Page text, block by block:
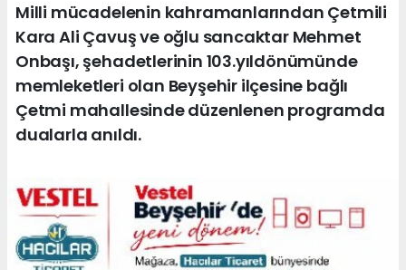
Milli mücadelenin kahramanlarından Çetmili
Kara Ali Çavuş ve oğlu sancaktar Mehmet
Onbaşı, şehadetlerinin 103.yıldönümünde
memleketleri olan Beyşehir ilçesine bağlı
Çetmi mahallesinde düzenlenen programda
dualarla anıldı.